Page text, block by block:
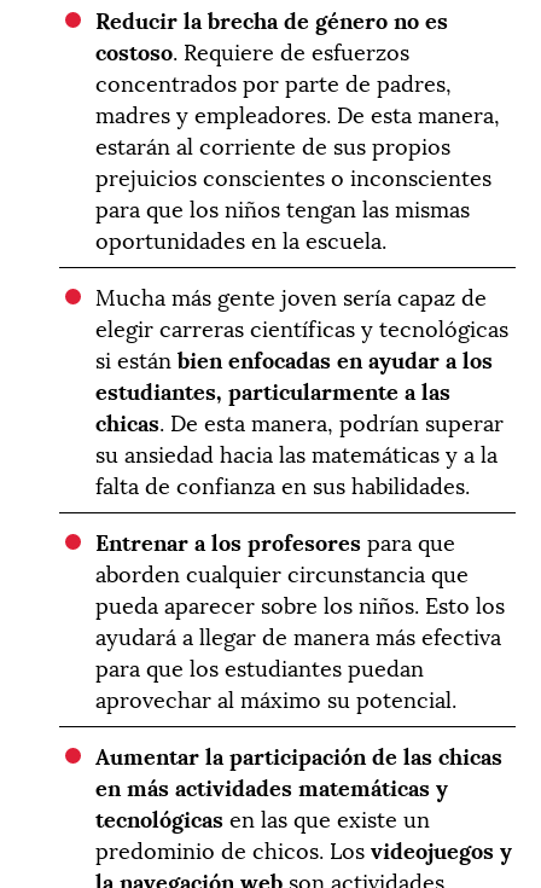
Reducir la brecha de género no es
costoso. Requiere de esfuerzos
concentrados por parte de padres,
madres y empleadores. De esta manera,
estarán al corriente de sus propios
prejuicios conscientes o inconscientes
para que los niños tengan las mismas
oportunidades en la escuela.
Mucha más gente joven sería capaz de
elegir carreras científicas y tecnológicas
si estánbien enfocadas en ayudar a los
estudiantes, particularmente a las
chicas. De esta manera, podrían superar
su ansiedad hacia las matemáticas y a la
falta de confianza en sus habilidades.
Entrenar a los profesorespara que
aborden cualquier circunstancia que
pueda aparecer sobre los niños. Esto los
ayudará a llegar de manera más efectiva
para que los estudiantes puedan
aprovechar al máximo su potencial.
Aumentar la participación de las chicas
en más actividades matemáticas y
tecnológicasen las que existe un
predominio de chicos. Losvideojuegos y
la navegación web son actividades